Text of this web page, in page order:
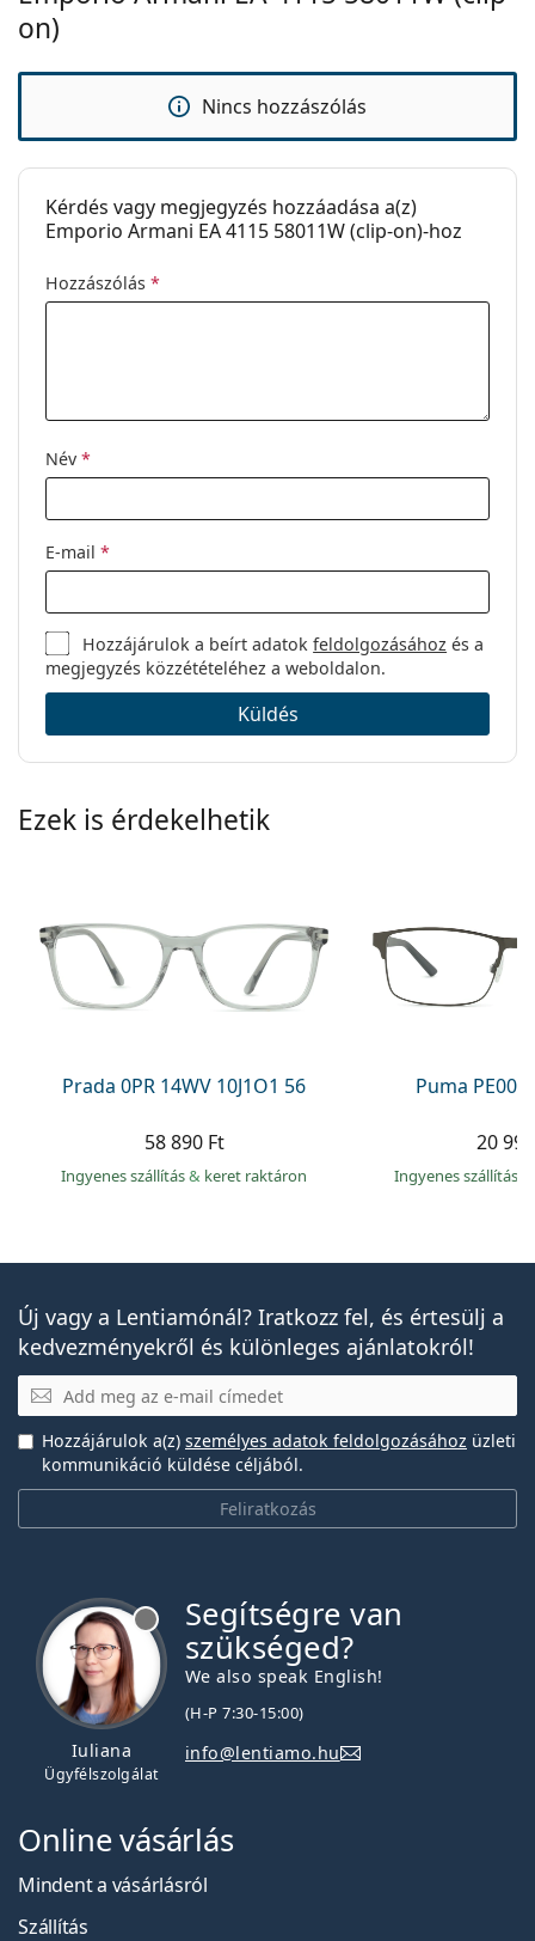
Fedezze fel a teljes
, ha segítségre van szüksége a
használati útmutatót.
on)
Nincs hozzászólás
Kérdés vagy megjegyzés hozzáadása a(z)
Emporio Armani EA 4115 58011W (clip-on)-hoz
Hozzászólás *
Név *
E-mail *
Hozzájárulok a beírt adatokfeldolgozásához és a
megjegyzés közzétételéhez a weboldalon.
Küldés
Ezek is érdekelhetik
Prada 0PR 14WV 10J1O1 56
58 890 Ft
Ingyenes szállítás& keret raktáron
Puma
20
Ingyenes szállítás
Új vagy a Lentiamónál? Iratkozz fel, és értesülj a
kedvezményekről és különleges ajánlatokról!
E-mail
Feliratkozás
Hozzájárulok a(z) személyes adatok feldolgozásához üzleti
kommunikáció küldése céljából.
Iuliana
Ügyfélszolgálat
Segítségre van
szükséged?
We also speak English!
(H-P 7:30-15:00)
info@lentiamo.hu
Online vásárlás
Mindent a vásárlásról
Szállítás